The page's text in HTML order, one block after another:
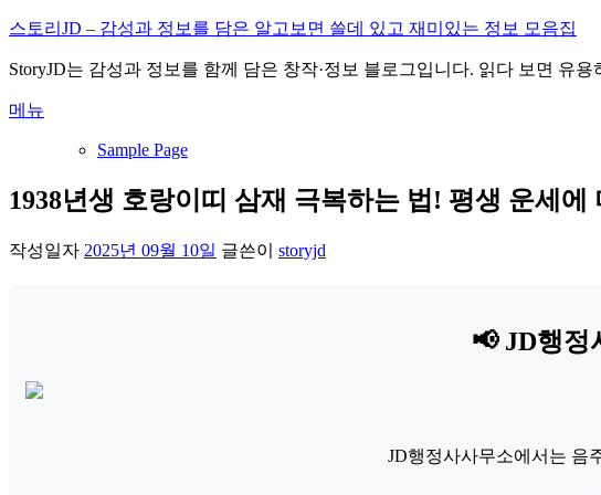
내
으
바
기
스토리JD – 감성과 정보를 담은 알고보면 쓸데 있고 재미있는 정보 모음집
StoryJD는 감성과 정보를 함께 담은 창작·정보 블로그입니다. 읽다 보면 유
메뉴
Sample Page
1938년생 호랑이띠 삼재 극복하는 법! 평생 운세에
작성일자 2025년 09월 10일 글쓴이 storyjd
📢 JD행정
JD행정사사무소에서는 음